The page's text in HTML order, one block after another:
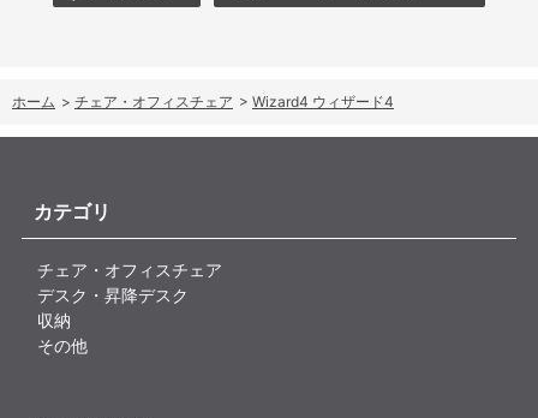
ホーム > チェア・オフィスチェア > Wizard4 ウィザード4
カテゴリ
チェア・オフィスチェア
デスク・昇降デスク
収納
その他